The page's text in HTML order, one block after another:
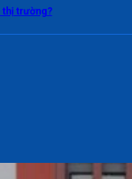
trường?